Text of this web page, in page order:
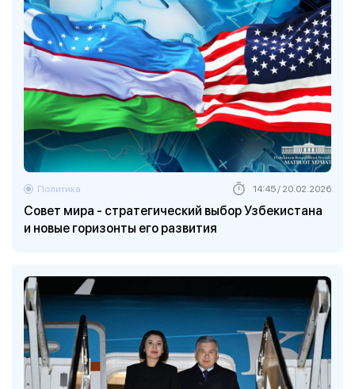
Совет мира - стратегический выбор Узбекистана
и новые горизонты его развития
Политика 14:45 / 20.02.2026